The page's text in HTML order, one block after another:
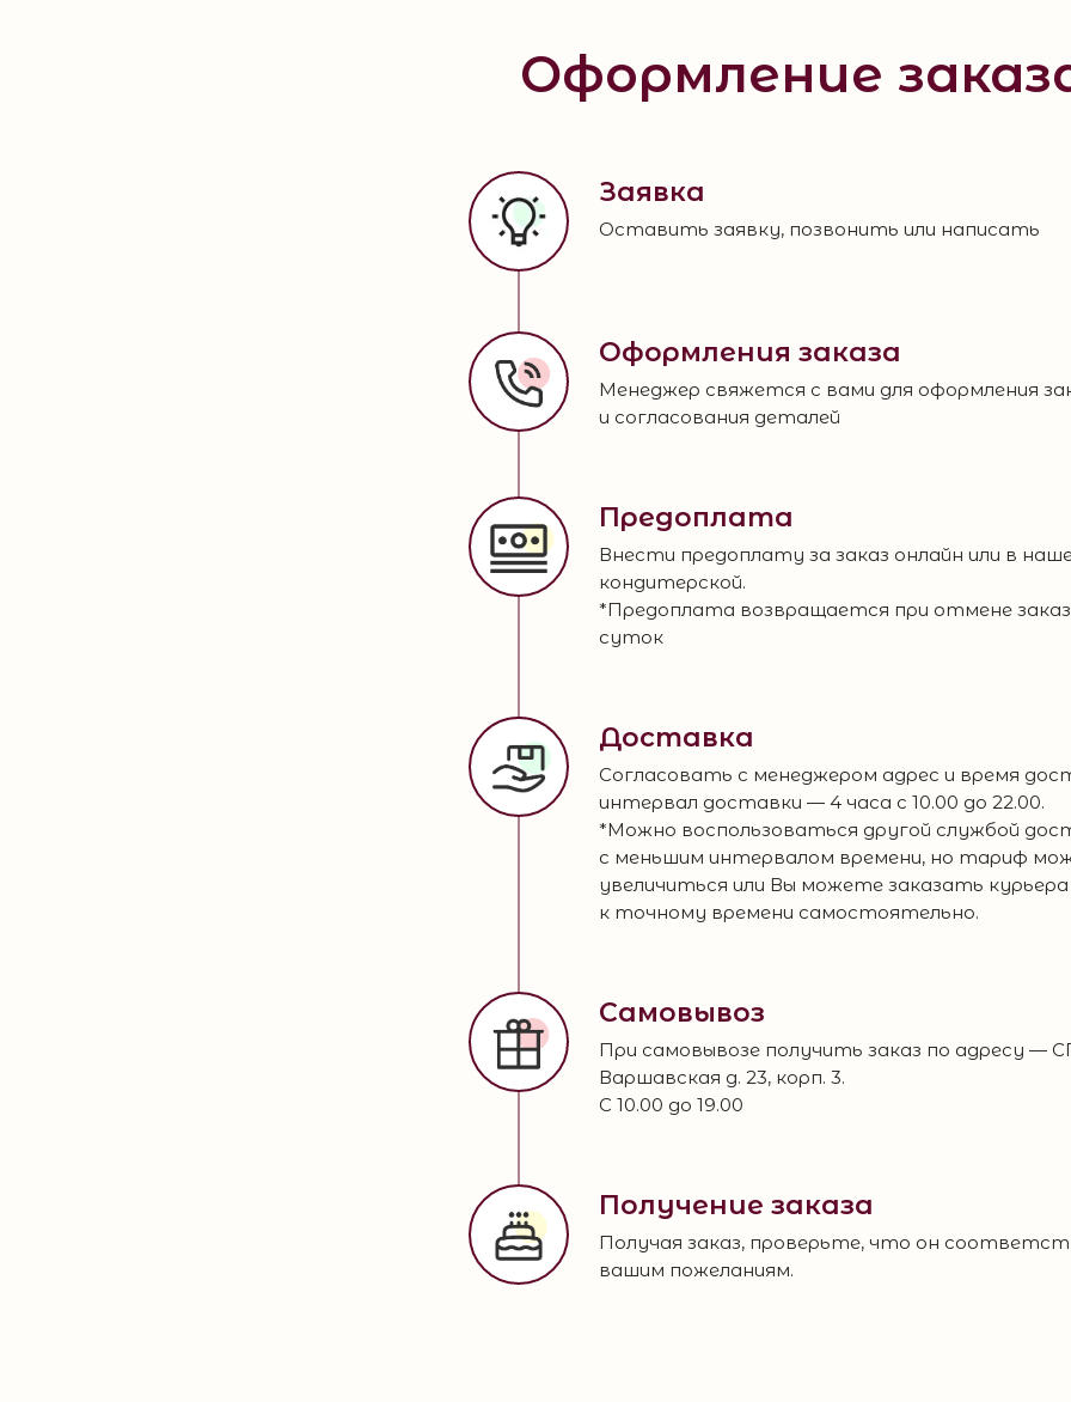
Оформление
Заявка
Оставить заявку, позвонить или написать
Оформления заказа
Менеджер свяжется с вами для оформления
и согласования деталей
Предоплата
Внести предоплату за заказ онлайн или в
кондитерской.
*Предоплата возвращается при отмене
суток
Доставка
Согласовать с менеджером адрес и время
интервал доставки — 4 часа с 10.00 до 22.00.
*Можно воспользоваться другой службой
с меньшим интервалом времени, но тариф
увеличиться или Вы можете заказать курьера
к точному времени самостоятельно.
Самовывоз
При самовывозе получить заказ по адресу —
Варшавская д. 23, корп. 3.
С 10.00 до 19.00
Получение заказа
Получая заказ, проверьте, что он
вашим пожеланиям.